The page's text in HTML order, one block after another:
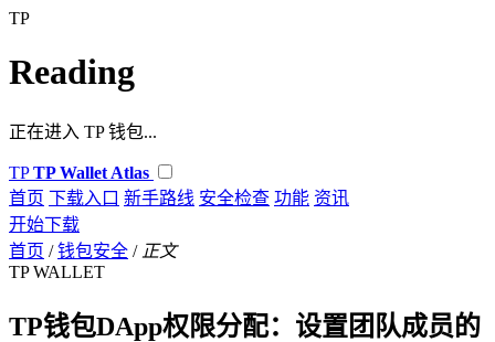
TP
Reading
正在进入 TP 钱包...
TP TP Wallet Atlas
首页 下载入口 新手路线 安全检查 功能 资讯
开始下载
首页 / 钱包安全 / 正文
TP WALLET
TP钱包DApp权限分配：设置团队成员的